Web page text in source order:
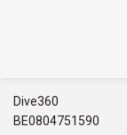
Dive360
BE0804751590